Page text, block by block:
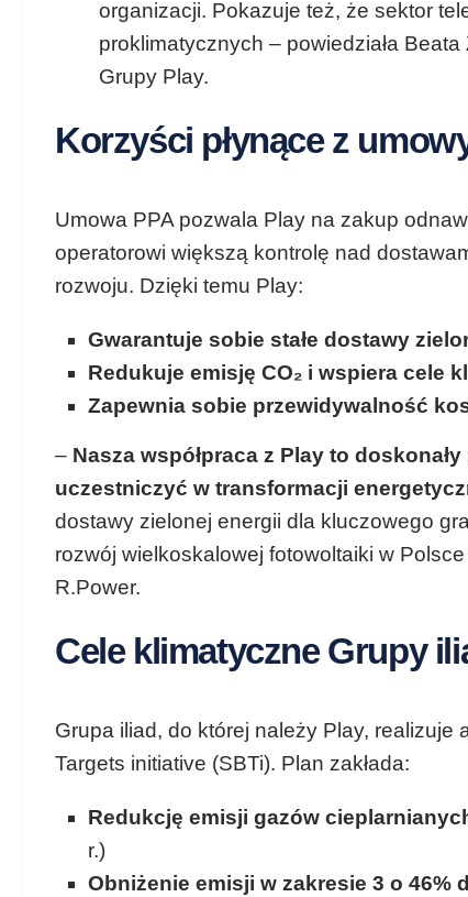
organizacji. Pokazuje też, że sektor
proklimatycznych – powiedziała
Grupy Play.
Korzyści płynące z
Umowa PPA pozwala Play na zakup
operatorowi większą kontrolę nad
rozwoju. Dzięki temu Play:
Gwarantuje sobie stałe dostawy
Redukuje emisję CO₂ i wspiera cele
Zapewnia sobie przewidywalność
– Nasza współpraca z Play to
uczestniczyć w transformacji
dostawy zielonej energii dla kluczowego
rozwój wielkoskalowej fotowoltaiki w
R.Power.
Cele klimatyczne Grupy
Grupa iliad, do której należy Play,
Targets initiative (SBTi). Plan zakłada:
Redukcję emisji gazów
r.)
Obniżenie emisji w zakresie 3 o 46%